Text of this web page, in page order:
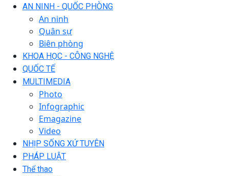
AN NINH - QUỐC PHÒNG
An ninh
Quân sự
Biên phòng
KHOA HỌC - CÔNG NGHỆ
QUỐC TẾ
MULTIMEDIA
Photo
Infographic
Emagazine
Video
NHỊP SỐNG XỨ TUYÊN
PHÁP LUẬT
Thể thao